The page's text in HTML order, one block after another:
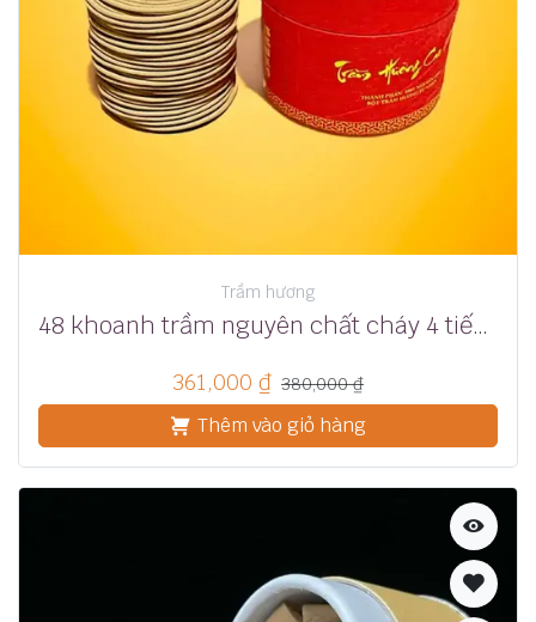
Trầm hương
48 khoanh trầm nguyên chất cháy 4 tiếng
361,000 ₫ 380,000₫
Thêm vào giỏ hàng